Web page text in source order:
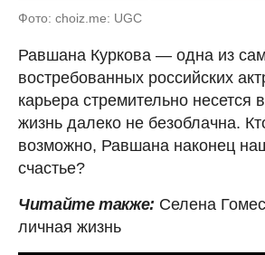
Фото: choiz.me: UGC
Равшана Куркова — одна из
востребованных российских
карьера стремительно несется
жизнь далеко не безоблачна.
возможно, Равшана наконец
счастье?
Читайте также: Селена
личная жизнь